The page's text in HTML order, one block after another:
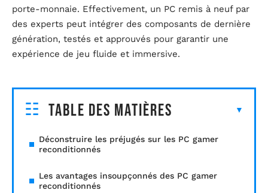
porte-monnaie. Effectivement, un PC remis à neuf par
des experts peut intégrer des composants de dernière
génération, testés et approuvés pour garantir une
expérience de jeu fluide et immersive.
Table des matières
Déconstruire les préjugés sur les PC gamer
reconditionnés
Les avantages insoupçonnés des PC gamer
reconditionnés